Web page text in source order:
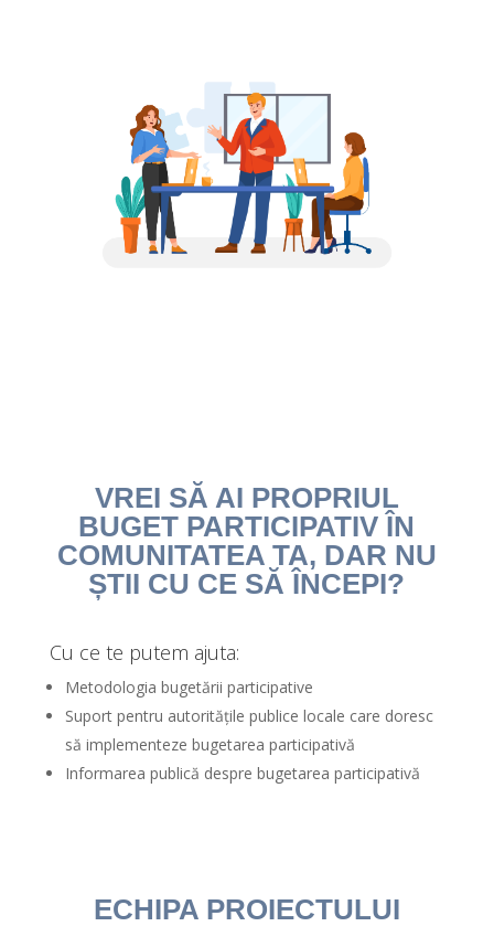
VREI SĂ AI PROPRIUL
BUGET PARTICIPATIV ÎN
COMUNITATEA TA, DAR NU
ȘTII CU CE SĂ ÎNCEPI?
Cu ce te putem ajuta:
Metodologia bugetării participative
Suport pentru autoritățile publice locale care doresc
să implementeze bugetarea participativă
Informarea publică despre bugetarea participativă
ECHIPA PROIECTULUI